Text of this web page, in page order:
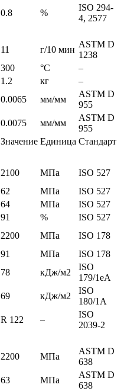
0.8 %
ISO 294-
4, 2577
11 г/10 мин
ASTM D
1238
300 °C
–
1.2 кг
–
0.0065 мм/мм
ASTM D
955
0.0075 мм/мм
ASTM D
955
Значение Единица Стандарт
2100 МПа
ISO 527
62 МПа
ISO 527
64 МПа
ISO 527
91 %
ISO 527
2200 МПа
ISO 178
91 МПа
ISO 178
78 кДж/м2
ISO
179/1eA
69 кДж/м2
ISO
180/1A
R 122 –
ISO
2039-2
2200 МПа
ASTM D
638
63 МПа
ASTM D
638